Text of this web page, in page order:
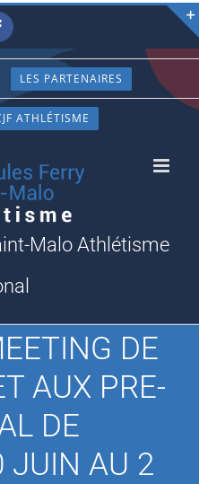
LES PARTENAIRES
ATHLÉTISME
Malo Athlétisme
DE
AUX PRE-
DE
JUIN AU 2